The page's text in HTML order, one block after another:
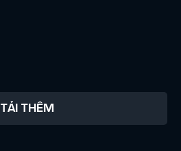
TẢI THÊM